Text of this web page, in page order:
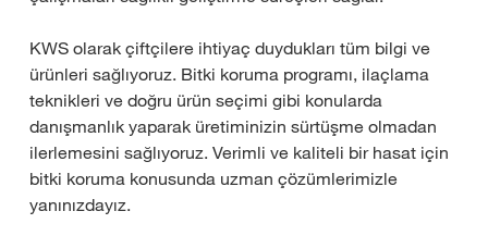
KWS olarak çiftçilere ihtiyaç duydukları tüm bilgi ve
ürünleri sağlıyoruz. Bitki koruma programı, ilaçlama
teknikleri ve doğru ürün seçimi gibi konularda
danışmanlık yaparak üretiminizin sürtüşme olmadan
ilerlemesini sağlıyoruz. Verimli ve kaliteli bir hasat için
bitki koruma konusunda uzman çözümlerimizle
yanınızdayız.